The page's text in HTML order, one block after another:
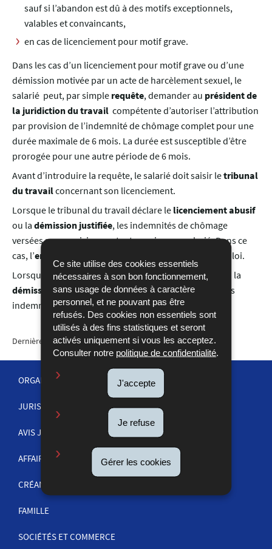
Ce site utilise des cookies essentiels
nécessaires à son bon fonctionnement,
sans usage de données à caractère
personnel, et ne pouvant pas être
refusés. Des cookies non essentiels sont
utilisés à des fins statistiques et seront
activés uniquement si vous les acceptez.
Consulter notre politique de confidentialité
J'accepte
Je refuse
Gérer les cookies
sauf si l’abandon est dû à des motifs exceptionnels,
valables et convaincants,
en cas de licenciement pour motif grave.
Dans les cas d’un licenciement pour motif grave ou d’une
démission motivée par un acte de harcèlement sexuel, le
salarié peut, par simple requête, demander au président de
la juridiction du travail compétente d’autoriser l’attribution
par provision de l’indemnité de chômage complet pour une
durée maximale de 6 mois. La durée est susceptible d’être
prorogée pour une autre période de 6 mois.
Avant d’introduire la requête, le salarié doit saisir letribunal
du travailconcernant son licenciement.
Lorsque le tribunal du travail déclare le licenciement abusif
ou la démission justifiée, les indemnités de chômage
versées par provision restent acquises au salarié. Dans ce
cas, l’employeur doit rembourser
le fonds pour l’emploi.
Lorsque le tribunal déclare lelicenciement justifié
ou la
démission non justifiée, lesalarié doit rembourser
les
indemnités de chômage au fonds pour l'emploi.
Dernière mise à jour20/09/2018
MENU
DE
NAVIGATION
ORGANISATION DE LA JUSTICE
JURISPRUDENCE
AVIS JUDICIAIRES
AFFAIRES PÉNALES
CRÉANCES
FAMILLE
SOCIÉTÉS ET COMMERCE